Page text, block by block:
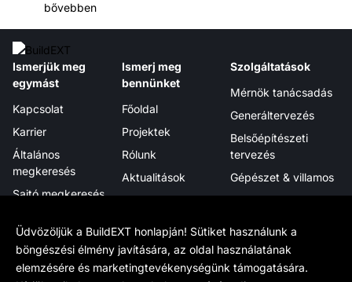
bővebben
Ismerjük meg
egymást
Kapcsolat
Karrier
Általános
megkeresés
Sajtó megkeresés
Ismerj meg
bennünket
Főoldal
Projektek
Rólunk
Aktualitások
Megjelenéseink
elismerések
Szolgáltatások
Mérnök tanácsadás
Generáltervezés
Belsőépítészeti
tervezés
Gépészet & villamos
Projektmenedzsment
Tudj meg többet Hivatalos Kövess minket
Üdvözöljük a BuildEXT honlapján! Sütiket használunk a
böngészési élmény javítására, az oldal használatának
elemzésére és marketingtevékenységünk támogatására.